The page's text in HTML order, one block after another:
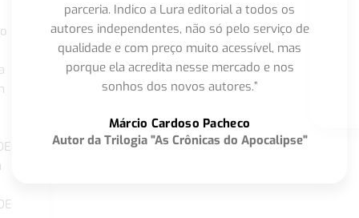
parceria. Indico a Lura editorial a todos os
autores independentes, não só pelo serviço de
qualidade e com preço muito acessível, mas
porque ela acredita nesse mercado e nos
sonhos dos novos autores.”
Márcio Cardoso Pacheco
Autor da Trilogia "As Crônicas do Apocalipse"